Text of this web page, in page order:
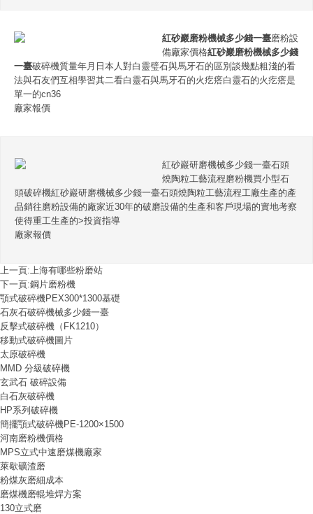
紅砂巖磨粉機械多少錢一臺磨粉設
備廠家價格紅砂巖磨粉機械多少錢
一臺破碎機質量年月日本人對白靈璧石與馬牙石的區別談幾點粗淺的看
法與石友們互相學習其二看白靈石與馬牙石的火疙瘩白靈石的火疙瘩是
單一的cn36
廠家報價
紅砂巖研磨機械多少錢一臺石頭
燒陶粒工藝流程磨粉機買小型石
頭破碎機紅砂巖研磨機械多少錢一臺石頭燒陶粒工藝流程工廠生產的產
品銷往磨粉設備的廠家近30年的破磨設備的生產和客戶現場的實地考察
使得重工生產的>投資指導
廠家報價
上一頁:上海有哪些粉磨站
下一頁:鋼片磨粉機
顎式破碎機PEX300*1300基礎
石灰石破碎機械多少錢一臺
反擊式破碎機（FK1210）
移動式破碎機圖片
太原破碎機
MMD 分級破碎機
玄武石 破碎設備
白石灰破碎機
HP系列破碎機
簡擺顎式破碎機PE-1200×1500
河南磨粉機價格
MPS立式中速磨煤機廠家
萊歇礦渣磨
粉煤灰磨細成本
磨煤機磨輥堆焊方案
130立式磨